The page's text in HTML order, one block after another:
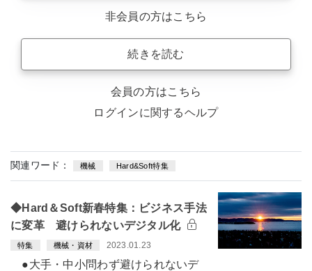
非会員の方はこちら
続きを読む
会員の方はこちら
ログインに関するヘルプ
関連ワード： 機械 Hard&Soft特集
◆Hard＆Soft新春特集：ビジネス手法
に変革 避けられないデジタル化
特集 機械・資材 2023.01.23
●大手・中小問わず避けられないデ